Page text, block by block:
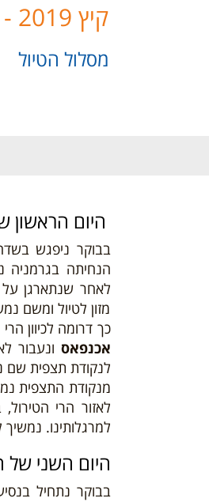
קיץ 2019 - טיול משפחות - אל היער השחור - מחזור שני
מסלול הטיול
היום הראשון
בבוקר ניפגש
הנחיתה בגרמניה
לאחר שנתארגן על
מזון לטיול ומשם
כך דרומה לכיוון
אכנפאס ונעבור
לנקודת תצפית שם
מנקודת התצפית
לאזור הרי
למרגלותינו.
היום השני של
בבוקר נתחיל